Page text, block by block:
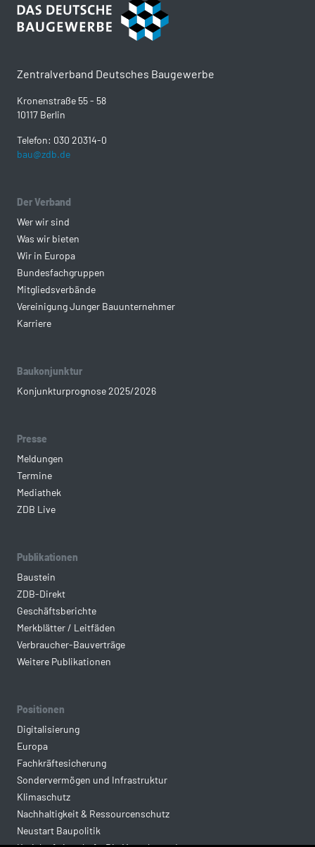
Zentralverband Deutsches Baugewerbe
Kronenstraße 55 - 58
10117 Berlin
Telefon: 030 20314-0
bau@zdb.de
Der Verband
Wer wir sind
Was wir bieten
Wir in Europa
Bundesfachgruppen
Mitgliedsverbände
Vereinigung Junger Bauunternehmer
Karriere
Baukonjunktur
Konjunkturprognose 2025/2026
Presse
Meldungen
Termine
Mediathek
ZDB Live
Publikationen
Baustein
ZDB-Direkt
Geschäftsberichte
Merkblätter / Leitfäden
Verbraucher-Bauverträge
Weitere Publikationen
Positionen
Digitalisierung
Europa
Fachkräftesicherung
Sondervermögen und Infrastruktur
Klimaschutz
Nachhaltigkeit & Ressourcenschutz
Neustart Baupolitik